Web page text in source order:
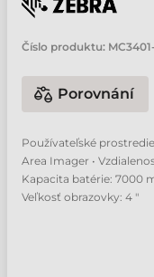
Číslo produktu:
Porovnání
Používateľské
Area Imager •
Kapacita batérie: 7000
Veľkosť obrazovky: 4 "